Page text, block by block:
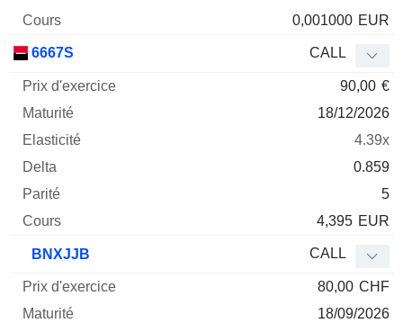
0,001000 EUR
6667S CALL
90,00 €
18/12/2026
4.39x
0.859
5
4,395 EUR
BNXJJB CALL
80,00 CHF
18/09/2026